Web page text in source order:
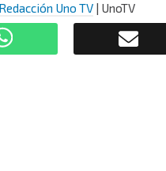
Redacción Uno TV | UnoTV